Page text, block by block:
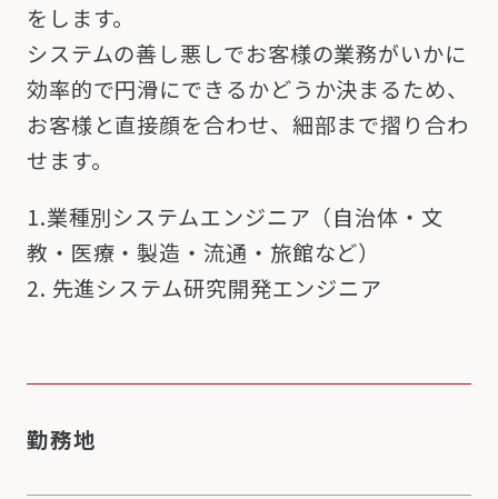
をします。
システムの善し悪しでお客様の業務がいかに
効率的で円滑にできるかどうか決まるため、
お客様と直接顔を合わせ、細部まで摺り合わ
せます。
1.業種別システムエンジニア（自治体・文
教・医療・製造・流通・旅館など）
2. 先進システム研究開発エンジニア
勤務地